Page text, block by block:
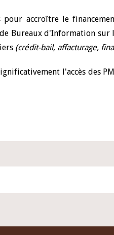
accroître le
Bureaux d'Information sur
(crédit-bail, affacturage,
l'accès des